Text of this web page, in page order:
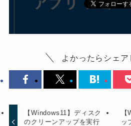
よかったらシェア
【Windows11】ディスク
のクリーンアップを実行
ッ